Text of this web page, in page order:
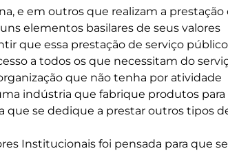
e em outros que realizam a prestação
elementos basilares de seus valores
que essa prestação de serviço
a todos os que necessitam do
que não tenha por atividade
indústria que fabrique produtos para
que se dedique a prestar outros tipos
Institucionais foi pensada para que se